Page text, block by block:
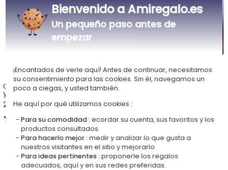
Cojín personalizado burbujas
y foto
22,90 €
5,00 (6 opiniones)
Diploma personalizado
sobre soporte en madera
25,90 €
5,00 (1 opiniones)
Bienvenido a Amiregalo.es
Un pequeño paso antes de
empezar
¡Encantados de verle aquí! Antes de continuar, necesitamos
su consentimiento para las cookies. Sin él, navegamos un
poco a ciegas, y usted también.
He aquí por qué utilizamos cookies :
Para su comodidad : ecordar su cuenta, sus favoritos y los
productos consultados.
Para hacerlo mejor :medir y analizar lo que gusta a
nuestros visitantes en el sitio y mejorarlo.
Para ideas pertinentes :proponerle los regalos
adecuados, aquí y en sus redes preferidas.